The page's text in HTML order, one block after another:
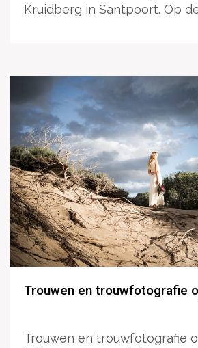
Kruidberg in Santpoort. Op
Trouwen en trouwfotografie
Trouwen en trouwfotografie